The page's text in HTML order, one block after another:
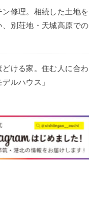
修理。相続した土地を
、別荘地・天城高原での
どける家。住む人に合わ
ルハウス」